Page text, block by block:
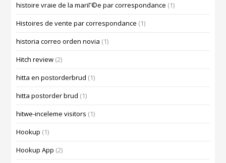
histoire vraie de la mariГ©e par correspondance (1)
Histoires de vente par correspondance (1)
historia correo orden novia (1)
Hitch review (2)
hitta en postorderbrud (1)
hitta postorder brud (1)
hitwe-inceleme visitors (1)
Hookup (1)
Hookup App (2)